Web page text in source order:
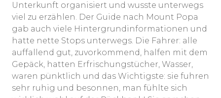
Unterkunft organisiert und wusste unterwegs
viel zu erzählen. Der Guide nach Mount Popa
gab auch viele Hintergrundinformationen und
hatte nette Stops unterwegs. Die Fahrer: alle
auffallend gut, zuvorkommend, halfen mit dem
Gepäck, hatten Erfrischungstücher, Wasser,
waren pünktlich und das Wichtigste: sie fuhren
sehr ruhig und besonnen, man fühlte sich